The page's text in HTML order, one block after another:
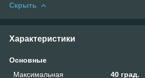
Скрыть
Характеристики
Основные
Максимальная
40 град.